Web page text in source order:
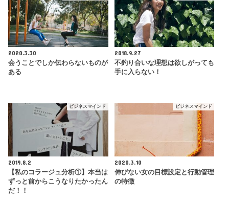
2020.3.30
会うことでしか伝わらないものが
ある
2018.9.27
不釣り合いな理想は欲しがっても
手に入らない！
ビジネスマインド
2019.8.2
【私のコラージュ分析①】本当は
ずっと前からこうなりたかったん
だ！！
ビジネスマインド
2020.3.10
伸びない女の目標設定と行動管理
の特徴